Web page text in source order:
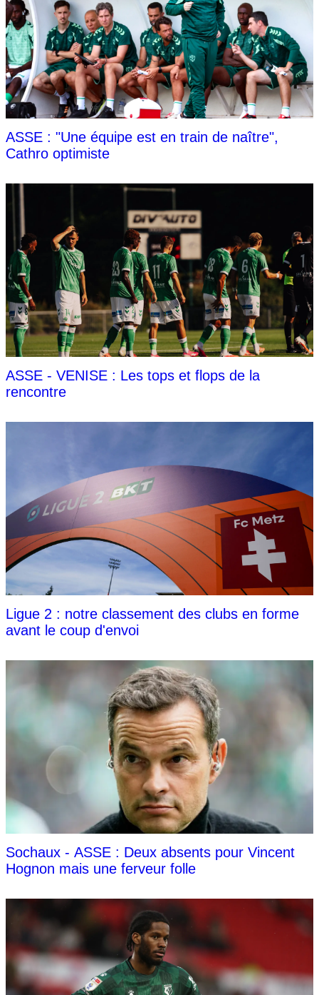
ASSE : "Une équipe est en train de naître",
Cathro optimiste
ASSE - VENISE : Les tops et flops de la
rencontre
Ligue 2 : notre classement des clubs en forme
avant le coup d'envoi
Sochaux - ASSE : Deux absents pour Vincent
Hognon mais une ferveur folle